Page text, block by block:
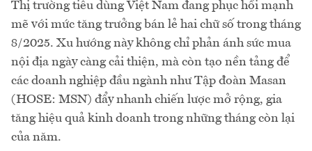
Thị trường tiêu dùng Việt Nam đang phục hồi mạnh
mẽ với mức tăng trưởng bán lẻ hai chữ số trong tháng
8/2025. Xu hướng này không chỉ phản ánh sức mua
nội địa ngày càng cải thiện, mà còn tạo nền tảng để
các doanh nghiệp đầu ngành như Tập đoàn Masan
(HOSE: MSN) đẩy nhanh chiến lược mở rộng, gia
tăng hiệu quả kinh doanh trong những tháng còn lại
của năm.